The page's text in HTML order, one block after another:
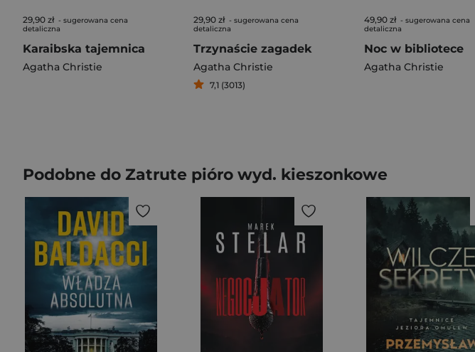
29,90 zł - sugerowana cena
detaliczna
Karaibska tajemnica
Agatha Christie
29,90 zł - sugerowana cena
detaliczna
Trzynaście zagadek
Agatha Christie
7,1 (3013)
49,90 zł - sugerowana cena
detaliczna
Noc w bibliotece
Agatha Christie
Podobne do Zatrute pióro wyd. kieszonkowe